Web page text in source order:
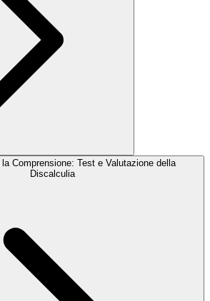
la Comprensione: Test e Valutazione della
Discalculia